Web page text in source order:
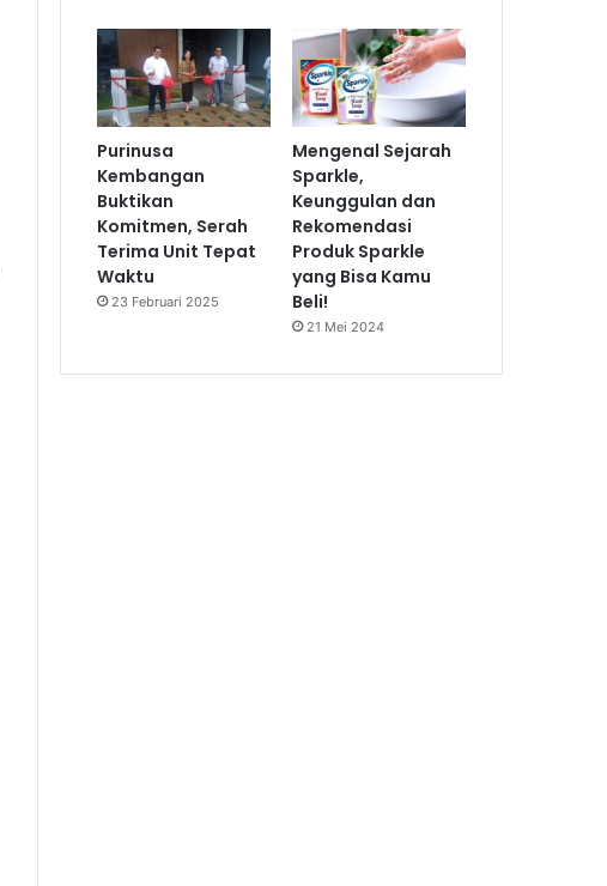
Purinusa
Kembangan
Buktikan
Komitmen, Serah
Terima Unit Tepat
Waktu
23 Februari 2025
Mengenal Sejarah
Sparkle,
Keunggulan dan
Rekomendasi
Produk Sparkle
yang Bisa Kamu
Beli!
21 Mei 2024